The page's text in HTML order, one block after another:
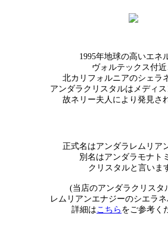
1995年地球の高いエネ
ヴォルテックス付近
北カリフォルニアのシェラ
アンダラクリスタルはメディ
故ネリー夫人により発見さ
正式名はアンダラレムリア
別名はアンダラモナト
クリスタルと言いま
(当店のアンダラクリスタ
レムリアンエナジーのシエラ
詳細は こちら をご参考く